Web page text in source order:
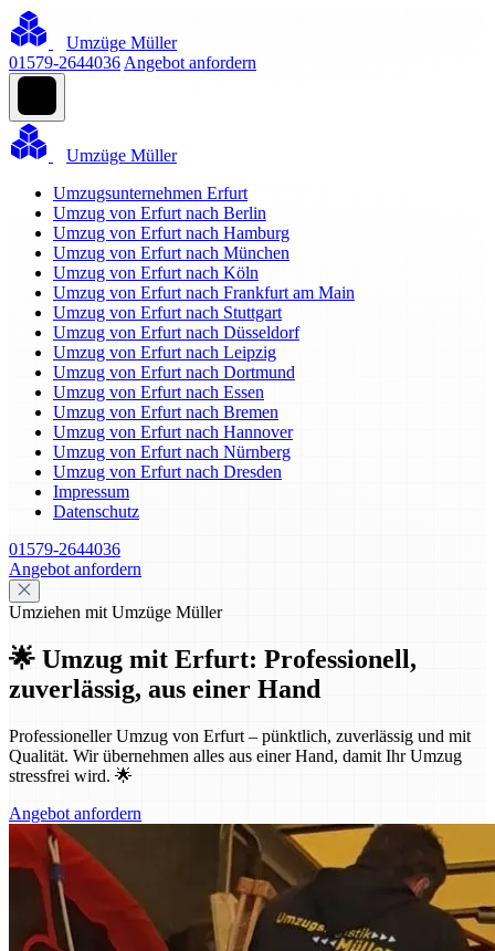
Umzüge Müller
01579-2644036 Angebot anfordern
Umzüge Müller
Umzugsunternehmen Erfurt
Umzug von Erfurt nach Berlin
Umzug von Erfurt nach Hamburg
Umzug von Erfurt nach München
Umzug von Erfurt nach Köln
Umzug von Erfurt nach Frankfurt am Main
Umzug von Erfurt nach Stuttgart
Umzug von Erfurt nach Düsseldorf
Umzug von Erfurt nach Leipzig
Umzug von Erfurt nach Dortmund
Umzug von Erfurt nach Essen
Umzug von Erfurt nach Bremen
Umzug von Erfurt nach Hannover
Umzug von Erfurt nach Nürnberg
Umzug von Erfurt nach Dresden
Impressum
Datenschutz
01579-2644036
Angebot anfordern
Umziehen mit Umzüge Müller
🌟 Umzug mit Erfurt: Professionell,
zuverlässig, aus einer Hand
Professioneller Umzug von Erfurt – pünktlich, zuverlässig und mit
Qualität. Wir übernehmen alles aus einer Hand, damit Ihr Umzug
stressfrei wird. 🌟
Angebot anfordern